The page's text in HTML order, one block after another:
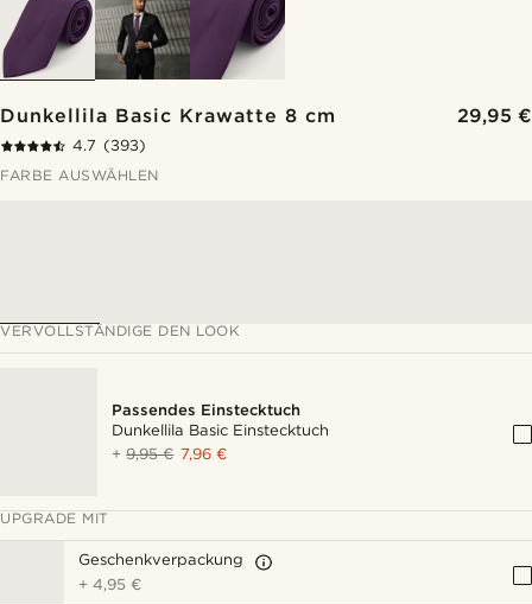
Dunkellila Basic Krawatte 8 cm 29,95 €
4.7 (393)
FARBE AUSWÄHLEN
VERVOLLSTÄNDIGE DEN LOOK
Passendes Einstecktuch
Dunkellila Basic Einstecktuch
+9,95 € 7,96 €
UPGRADE MIT
Geschenkverpackung
+4,95 €